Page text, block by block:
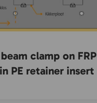
clamp on FRP
PE retainer insert